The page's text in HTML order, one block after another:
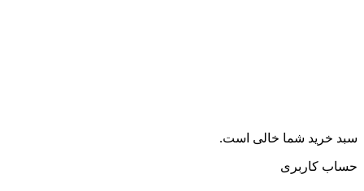
سبد خرید شما خالی است.
حساب کاربری